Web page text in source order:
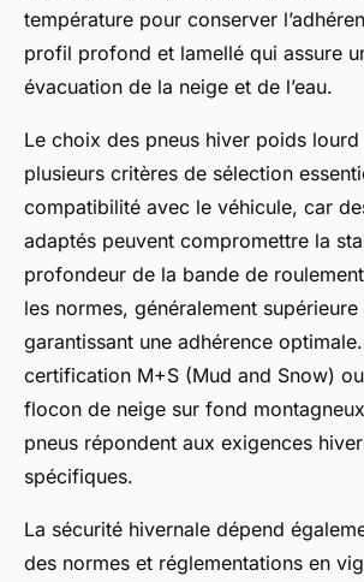
température pour conserver
profil profond et lamellé qui assure
évacuation de la neige et de l’eau.
Le choix des pneus hiver poids
plusieurs critères de sélection
compatibilité avec le véhicule, car
adaptés peuvent compromettre la
profondeur de la bande de
les normes, généralement
garantissant une adhérence
certification M+S (Mud and Snow)
flocon de neige sur fond
pneus répondent aux exigences
spécifiques.
La sécurité hivernale dépend
des normes et réglementations en